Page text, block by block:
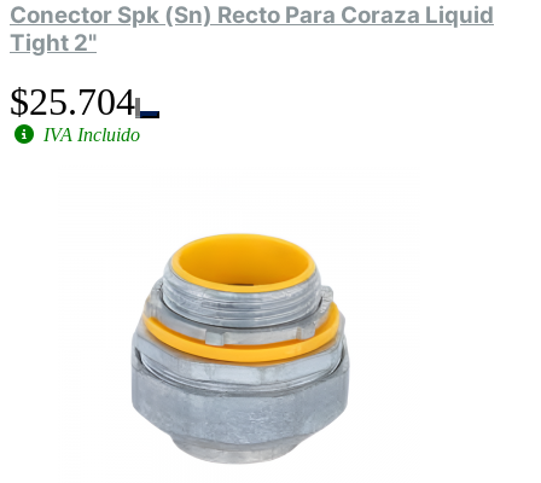
Conector Spk (Sn) Recto Para Coraza Liquid
Tight 2"
$25.704
IVA Incluido